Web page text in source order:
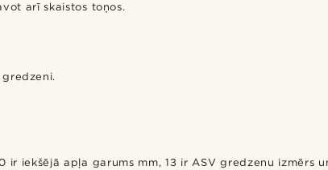
arī skaistos toņos.
iekšējā apļa garums mm, 13 ir ASV gredzenu izmērs